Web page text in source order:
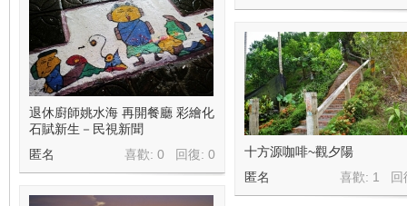
退休廚師姚水海 再開餐廳 彩繪化
石賦新生－民視新聞
喜歡: 0 回復: 0
匿名
十方源咖啡~觀夕陽
喜歡: 1 回
匿名